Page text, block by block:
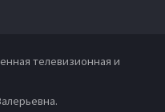
телевизионная и